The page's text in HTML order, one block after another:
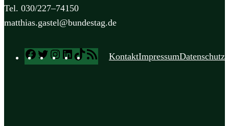
Tel. 030/227–74150
matthias.gastel@bundestag.de
Facebook
TwitterInstagram
LinkedIn
TikTok
RSSKontaktImpressumDatenschutz